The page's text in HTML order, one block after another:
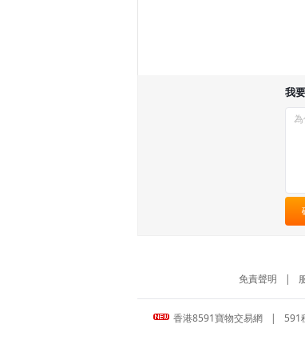
我
免責聲明 |
香港8591寶物交易網 | 591